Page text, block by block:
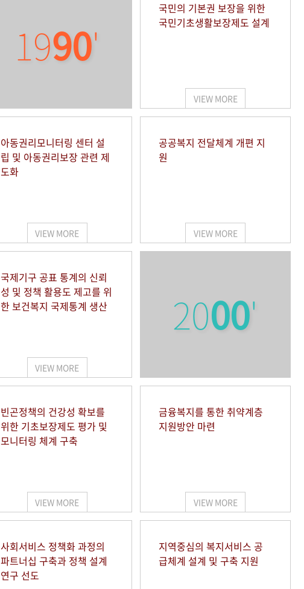
1990'
국민의 기본권 보장을 위한
국민기초생활보장제도 설계
VIEW MORE
아동권리모니터링 센터 설
립 및 아동권리보장 관련 제
도화
VIEW MORE
공공복지 전달체계 개편 지
원
VIEW MORE
국제기구 공표 통계의 신뢰
성 및 정책 활용도 제고를 위
한 보건복지 국제통계 생산
VIEW MORE
2000'
빈곤정책의 건강성 확보를
위한 기초보장제도 평가 및
모니터링 체계 구축
VIEW MORE
금융복지를 통한 취약계층
지원방안 마련
VIEW MORE
사회서비스 정책화 과정의
파트너십 구축과 정책 설계
연구 선도
지역중심의 복지서비스 공
급체계 설계 및 구축 지원